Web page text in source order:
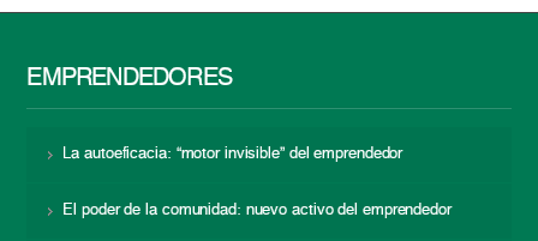
EMPRENDEDORES
La autoeficacia: “motor invisible” del emprendedor
El poder de la comunidad: nuevo activo del emprendedor